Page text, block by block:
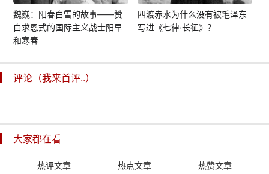
魏巍：阳春白雪的故事——赞
白求恩式的国际主义战士阳早
和寒春
四渡赤水为什么没有被毛泽东
写进《七律·长征》？
评论（我来首评..）
大家都在看
热评文章 热点文章 热赞文章